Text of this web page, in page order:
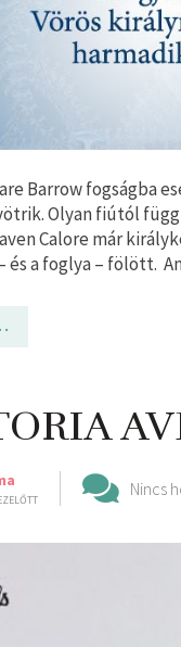
Barrow fogságba
Olyan fiútól függ
Calore már
és a foglya – fölött.
Nincs